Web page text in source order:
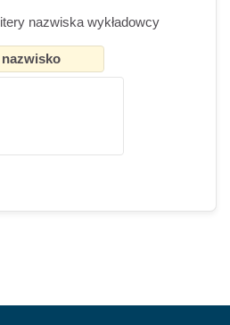
nazwiska wykładowcy